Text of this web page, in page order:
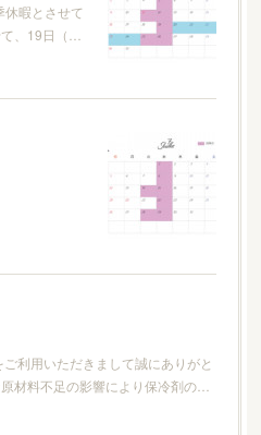
暇とさせて
、19日（…
利用いただきまして誠にありがと
材料不足の影響により保冷剤の…